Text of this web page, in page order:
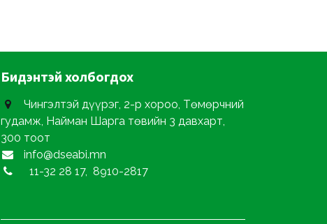
Бидэнтэй холбогдох
Чингэлтэй дүүрэг, 2-р хороо, Төмөрчний
гудамж, Найман Шарга төвийн 3 давхарт,
300 тоот
info@dseabi.mn
11-32 28 17, 8910-2817